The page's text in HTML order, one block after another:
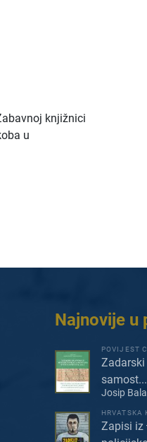
knjižnici
u
Najnovije u
POVIJEST
samost...
Josip
HRVATSKA
Zapisi iz